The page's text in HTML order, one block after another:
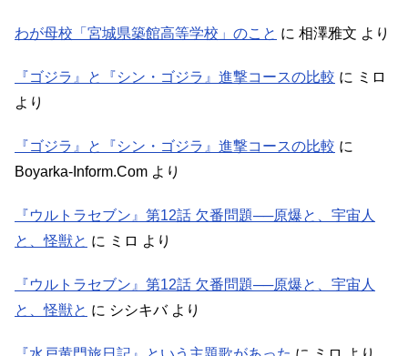
わが母校「宮城県築館高等学校」のこと に 相澤雅文 より
『ゴジラ』と『シン・ゴジラ』進撃コースの比較 に ミロ
より
『ゴジラ』と『シン・ゴジラ』進撃コースの比較 に
Boyarka-Inform.Com より
『ウルトラセブン』第12話 欠番問題──原爆と、宇宙人
と、怪獣と に ミロ より
『ウルトラセブン』第12話 欠番問題──原爆と、宇宙人
と、怪獣と に シシキバより